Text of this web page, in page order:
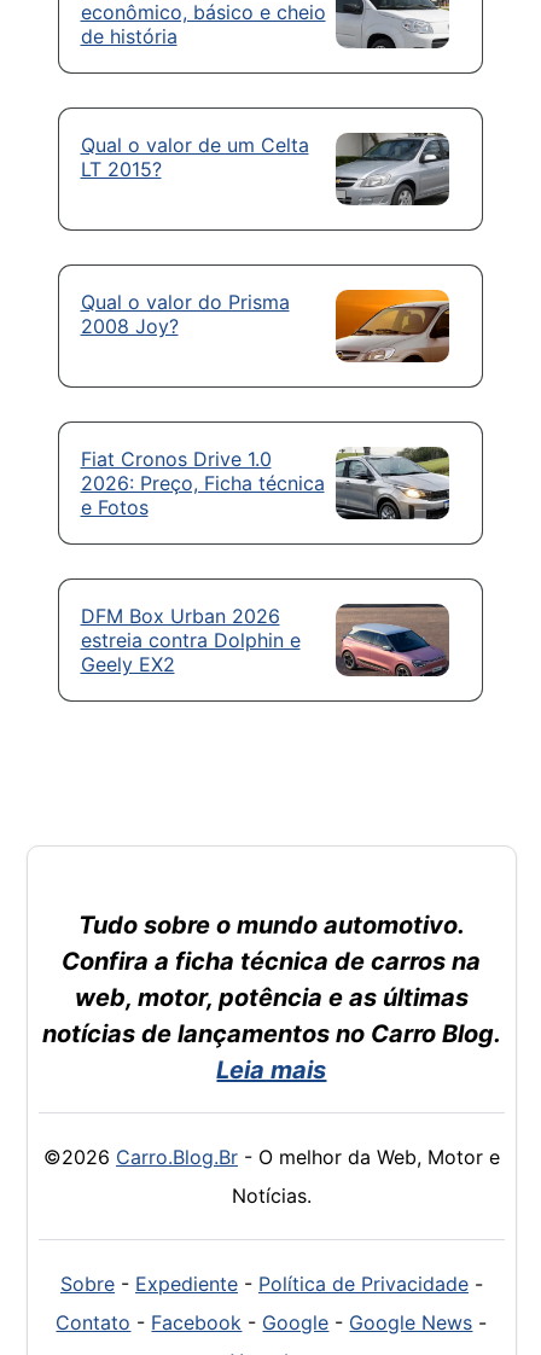
econômico, básico e cheio
de história
Qual o valor de um Celta
LT 2015?
Qual o valor do Prisma
2008 Joy?
Fiat Cronos Drive 1.0
2026: Preço, Ficha técnica
e Fotos
DFM Box Urban 2026
estreia contra Dolphin e
Geely EX2
Tudo sobre o mundo automotivo.
Confira a ficha técnica de carros na
web, motor, potência e as últimas
notícias de lançamentos no Carro Blog.
Leia mais
©2026 Carro.Blog.Br- O melhor da Web, Motor e
Notícias.
Sobre- Expediente- Política de Privacidade-
Contato - Facebook - Google - Google News -